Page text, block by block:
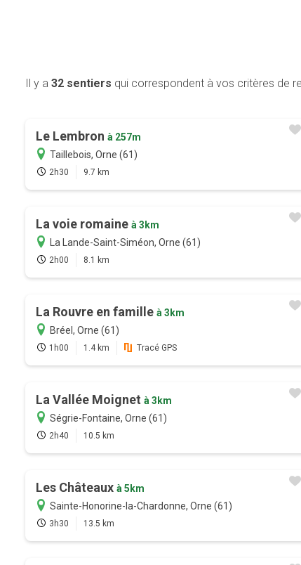
Il y a 32 sentiers qui correspondent à vos critères de
Le Lembron à 257m
Taillebois, Orne (61)
2h30 9.7 km
La voie romaine à 3km
La Lande-Saint-Siméon, Orne (61)
2h00 8.1 km
La Rouvre en famille à 3km
Bréel, Orne (61)
1h00 1.4 km Tracé GPS
La Vallée Moignet à 3km
Ségrie-Fontaine, Orne (61)
2h40 10.5 km
Les Châteaux à 5km
Sainte-Honorine-la-Chardonne, Orne (61)
3h30 13.5 km